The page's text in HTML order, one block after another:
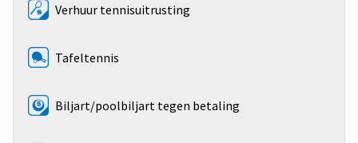
Verhuur tennisuitrusting
Tafeltennis
Biljart/poolbiljart tegen betaling